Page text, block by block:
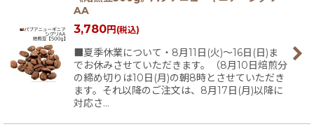
AA
3,780円(税込)
■夏季休業について・8月11日(火)〜16日(日)ま
でお休みさせていただきます。（8月10日焙煎分
の締め切りは10日(月)の朝8時とさせていただき
ます。それ以降のご注文は、8月17日(月)以降に
対応さ…